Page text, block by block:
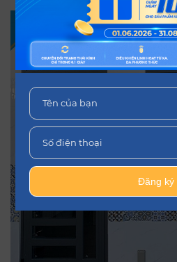
Đăng ký